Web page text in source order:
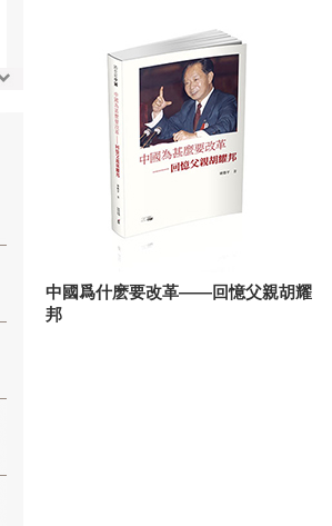
中國爲什麽要改革——回憶父親胡耀
邦